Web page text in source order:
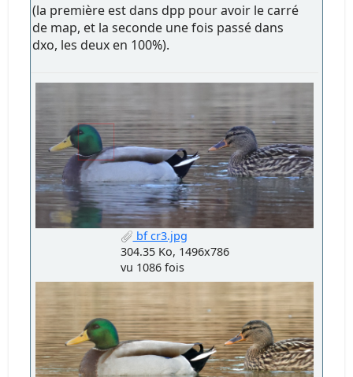
(la première est dans dpp pour avoir le carré
de map, et la seconde une fois passé dans
dxo, les deux en 100%).
bf cr3.jpg
304.35 Ko, 1496x786
vu 1086 fois